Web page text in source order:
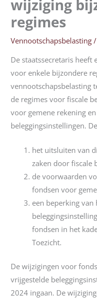
wijziging
regimes
Vennootschapsbelasting
De staatssecretaris
voor enkele bijzondere
vennootschapsbelasting
de regimes voor fiscale
voor gemene rekening
beleggingsinstellingen.
het uitsluiten van
zaken door fiscale
de voorwaarden
fondsen voor
een beperking
fondsen in het
Toezicht.
De wijzigingen voor
vrijgestelde
2024 ingaan. De